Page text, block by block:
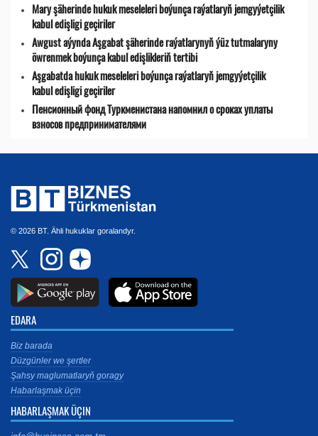
Mary şäherinde hukuk meseleleri boýunça raýatlaryň jemgyýetçilik
kabul edişligi geçiriler
Awgust aýynda Aşgabat şäherinde raýatlarynyň ýüz tutmalaryny
öwrenmek boýunça kabul edişlikleriň tertibi
Aşgabatda hukuk meseleleri boýunça raýatlaryň jemgyýetçilik
kabul edişligi geçiriler
Пенсионный фонд Туркменистана напомнил о сроках уплаты
взносов предпринимателями
© 2026 BT. Ähli hukuklar goralandyr.
EDARA
Biz barada
Düzgünler we şertler
Şahsy maglumatlaryň goragy
Habarlaşmak üçin
HABARLAŞMAK ÜÇIN